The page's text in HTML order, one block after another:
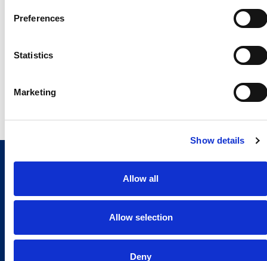
Preferences
Statistics
Marketing
Show details
Allow all
Allow selection
Deny
giuseppe.costabile@comau.com